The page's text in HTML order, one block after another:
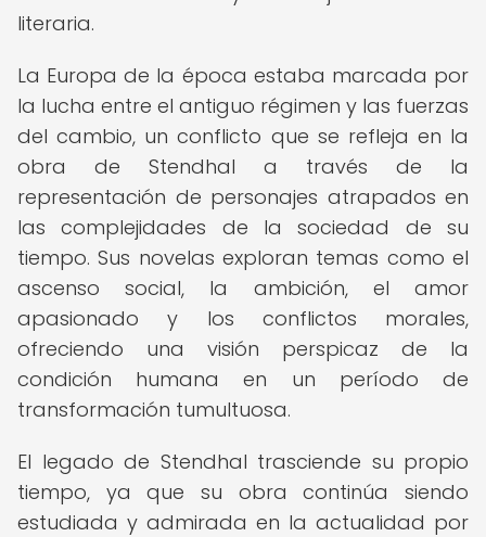
literaria.
La Europa de la época estaba marcada por
la lucha entre el antiguo régimen y las fuerzas
del cambio, un conflicto que se refleja en la
obra de Stendhal a través de la
representación de personajes atrapados en
las complejidades de la sociedad de su
tiempo. Sus novelas exploran temas como el
ascenso social, la ambición, el amor
apasionado y los conflictos morales,
ofreciendo una visión perspicaz de la
condición humana en un período de
transformación tumultuosa.
El legado de Stendhal trasciende su propio
tiempo, ya que su obra continúa siendo
estudiada y admirada en la actualidad por